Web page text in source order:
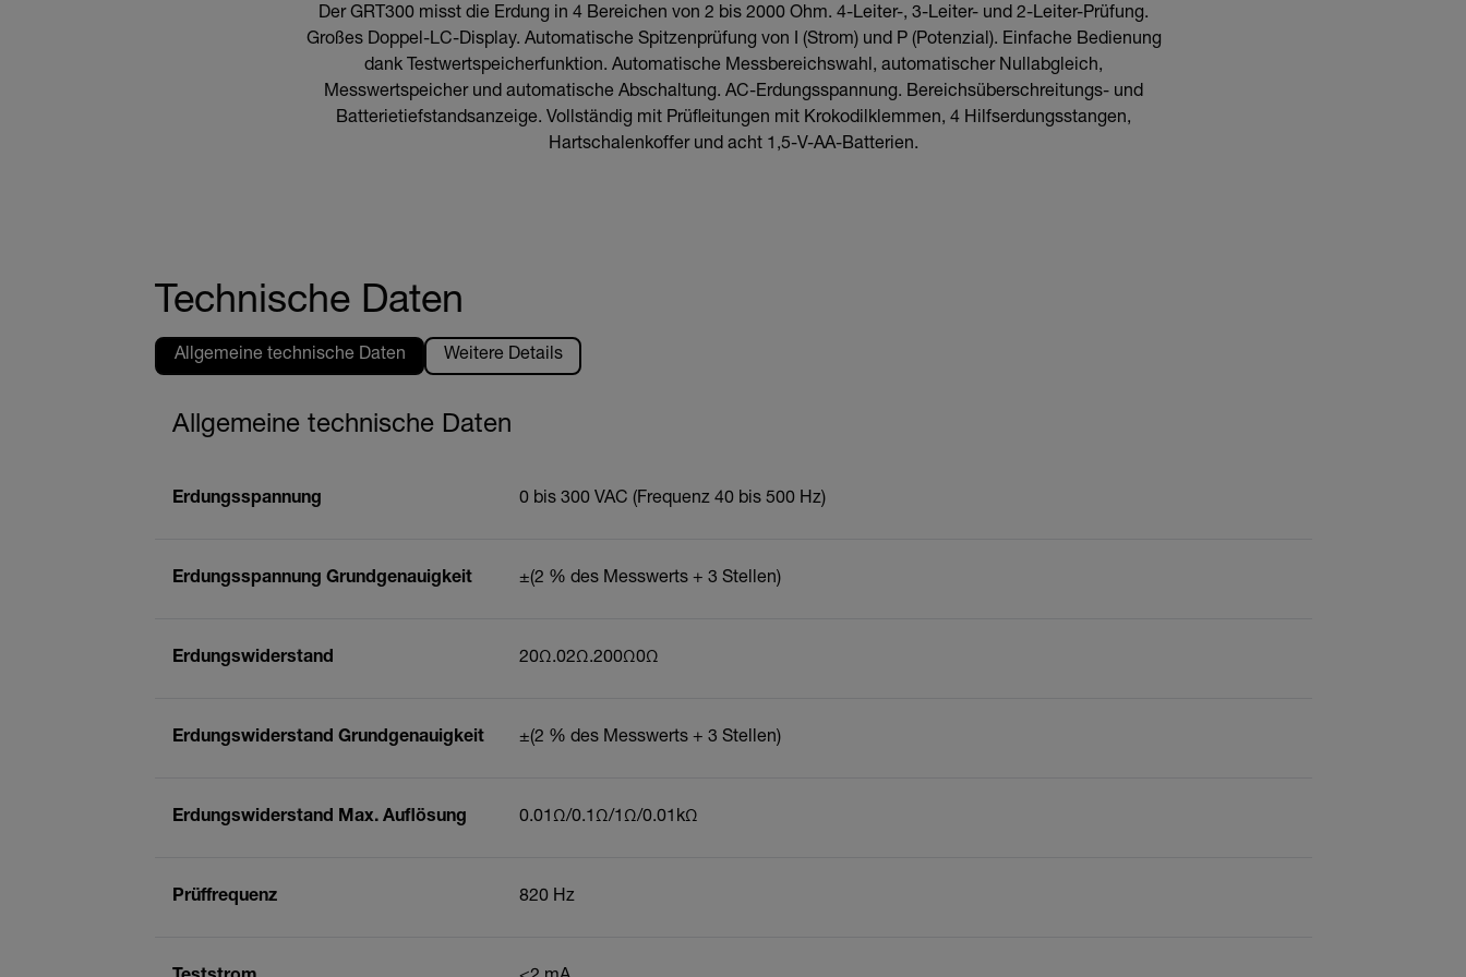
Der GRT300 misst die Erdung in 4 Bereichen von 2 bis 2000 Ohm. 4-Leiter-, 3-Leiter- und 2-Leiter-Prüfung.
Großes Doppel-LC-Display. Automatische Spitzenprüfung von I (Strom) und P (Potenzial). Einfache Bedienung
dank Testwertspeicherfunktion. Automatische Messbereichswahl, automatischer Nullabgleich,
Messwertspeicher und automatische Abschaltung. AC-Erdungsspannung. Bereichsüberschreitungs- und
Batterietiefstandsanzeige. Vollständig mit Prüfleitungen mit Krokodilklemmen, 4 Hilfserdungsstangen,
Hartschalenkoffer und acht 1,5-V-AA-Batterien.
Technische Daten
Allgemeine technische Daten Weitere Details
Allgemeine technische Daten
Erdungsspannung 0 bis 300 VAC (Frequenz 40 bis 500 Hz)
Erdungsspannung Grundgenauigkeit ±(2 % des Messwerts + 3 Stellen)
Erdungswiderstand 20Ω.02Ω.200Ω0Ω
Erdungswiderstand Grundgenauigkeit ±(2 % des Messwerts + 3 Stellen)
Erdungswiderstand Max. Auflösung 0.01Ω/0.1Ω/1Ω/0.01kΩ
Prüffrequenz 820 Hz